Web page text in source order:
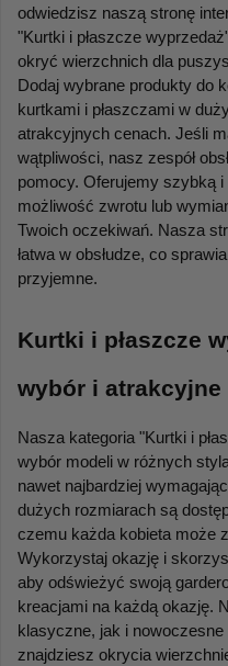
odwiedzisz naszą stronę
"Kurtki i płaszcze
okryć wierzchnich dla
Dodaj wybrane produkty do
kurtkami i płaszczami w
atrakcyjnych cenach. Jeśli
wątpliwości, nasz zespół
pomocy. Oferujemy szybką
możliwość zwrotu lub
Twoich oczekiwań. Nasza
łatwa w obsłudze, co
przyjemne.
Kurtki i płaszcze
wybór i atrakcyjne
Nasza kategoria "Kurtki i
wybór modeli w różnych
nawet najbardziej
dużych rozmiarach są
czemu każda kobieta może
Wykorzystaj okazję i
aby odświeżyć swoją
kreacjami na każdą okazję.
klasyczne, jak i
znajdziesz okrycia